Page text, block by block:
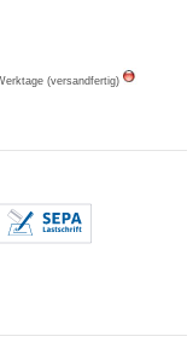
(versandfertig)